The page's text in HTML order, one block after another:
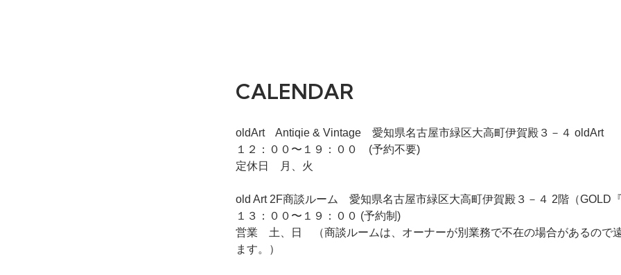
CALENDAR
oldArt Antiqie & Vintage 愛知県名古屋市緑区大高町伊賀殿３－４ oldArt
１２：００〜１９：００ (予約不要)
定休日 月、火
old Art 2F商談ルーム 愛知県名古屋市緑区大高町伊賀殿３－４ 2階（GOLD
１３：００〜１９：００ (予約制)
営業 土、日 （商談ルームは、オーナーが別業務で不在の場合があるので
ます。）